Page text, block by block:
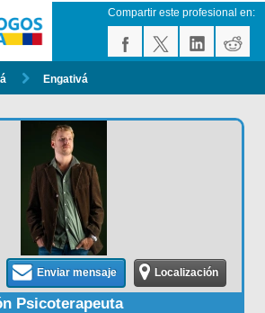
Compartir este profesional en:
Engativá
Enviar mensaje Localización
Psicoterapeuta